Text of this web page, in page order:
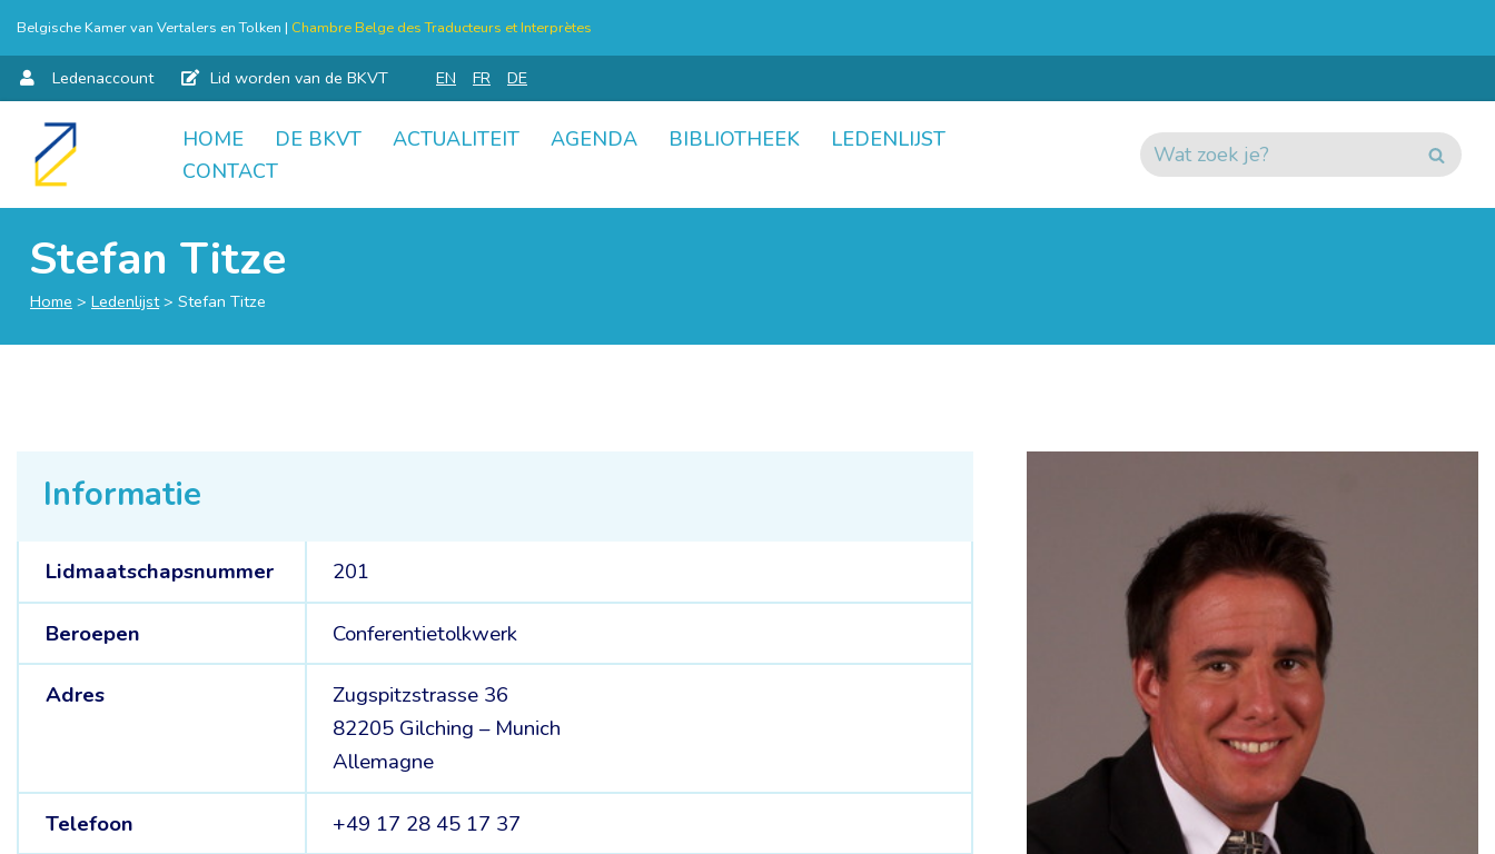
Belgische Kamer van Vertalers en Tolken | Chambre Belge des Traducteurs et Interprètes
Ledenaccount Lid worden van de BKVT EN FR DE
Skip
HOME DE BKVT ACTUALITEIT AGENDA BIBLIOTHEEK
LEDENLIJST
CONTACT
Stefan Titze
Home > Ledenlijst> Stefan Titze
Informatie
Lidmaatschapsnummer 201
Beroepen Conferentietolkwerk
Adres
Zugspitzstrasse 36
82205 Gilching – Munich
Allemagne
Telefoon +49 17 28 45 17 37